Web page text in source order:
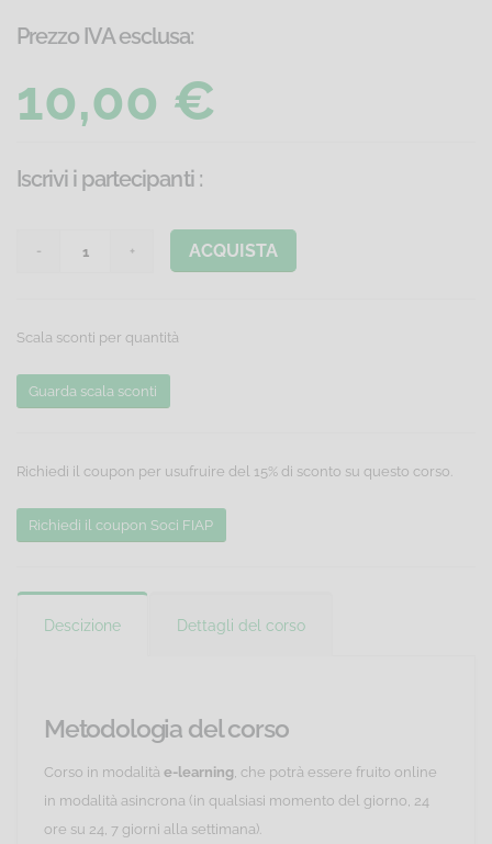
Prezzo IVA esclusa:
10,00 €
Iscrivi i partecipanti :
ACQUISTA
Scala sconti per quantità
Guarda scala sconti
Richiedi il coupon per usufruire del 15% di sconto su questo corso.
Richiedi il coupon Soci FIAP
Descizione Dettagli del corso
Metodologia del corso
Corso in modalità e-learning , che potrà essere fruito online
in modalità asincrona (in qualsiasi momento del giorno, 24
ore su 24, 7 giorni alla settimana).